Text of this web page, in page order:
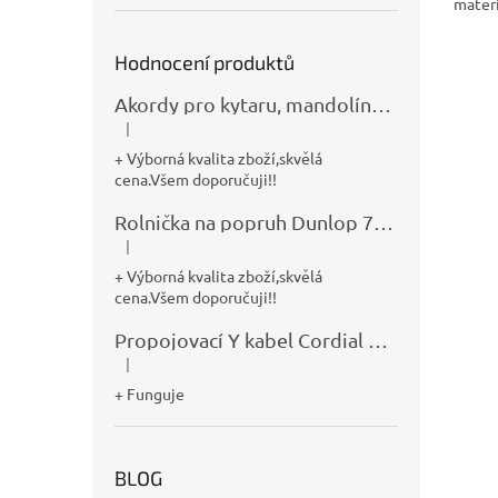
Hodnocení produktů
Hodnocení produktu je 5 z 5 hvězdiček.
|
+ Výborná kvalita zboží,skvělá
cena.Všem doporučuji!!
Hodnocení produktu je 5 z 5 hvězdiček.
|
+ Výborná kvalita zboží,skvělá
cena.Všem doporučuji!!
Hodnocení produktu je 5 z 5 hvězdiček.
|
+ Funguje
BLOG